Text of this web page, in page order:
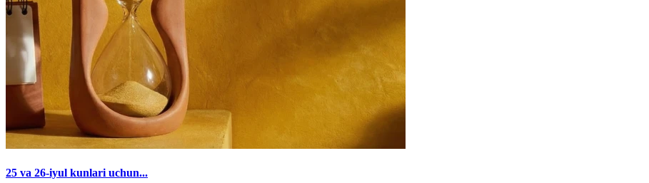
25 va 26-iyul kunlari uchun...